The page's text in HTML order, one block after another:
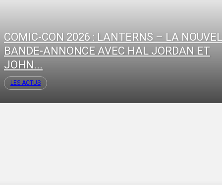
COMIC-CON 2026 : LANTERNS – LA
BANDE-ANNONCE AVEC HAL JORDAN ET
JOHN...
LES ACTUS